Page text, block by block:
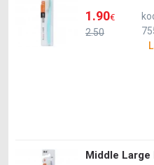
2.50
1.90€
Middle